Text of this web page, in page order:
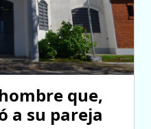
que,
a su pareja